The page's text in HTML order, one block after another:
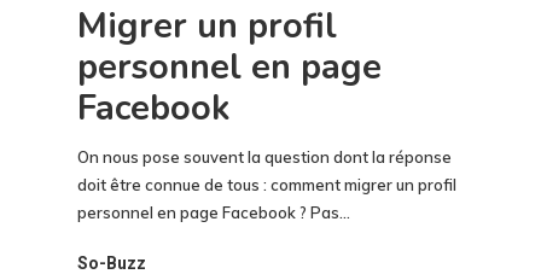
Migrer un profil
personnel en page
Facebook
On nous pose souvent la question dont la réponse
doit être connue de tous : comment migrer un profil
personnel en page Facebook ? Pas…
So-Buzz